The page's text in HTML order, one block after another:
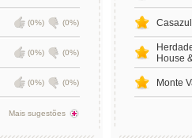
(0%) (0%)
(0%) (0%)
(0%) (0%)
Mais sugestões
House
Monte